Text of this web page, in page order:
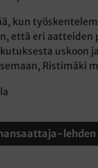
kun
että eri
uskoon
Ristimäki